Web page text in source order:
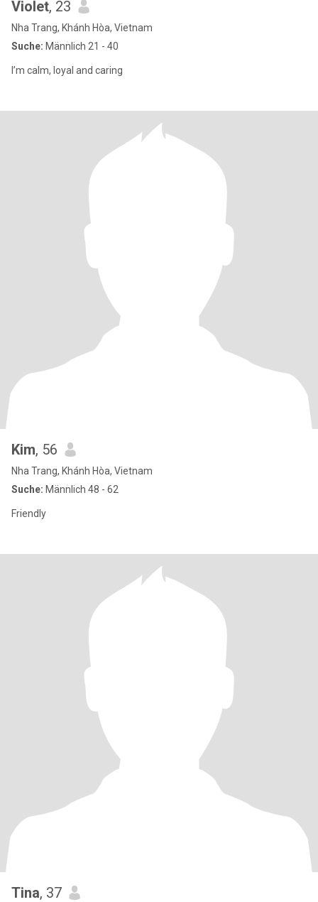
Violet, 23
Nha Trang, Khánh Hòa, Vietnam
Suche: Männlich 21 - 40
I’m calm, loyal and caring
Kim, 56
Nha Trang, Khánh Hòa, Vietnam
Suche: Männlich 48 - 62
Friendly
Tina, 37